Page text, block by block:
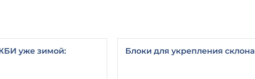
уже зимой:
Блоки для укрепления склона